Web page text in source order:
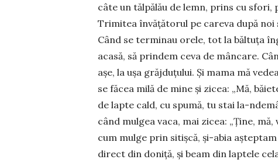
câte un tăl­pălău de lemn, prins cu sfori,
Trimitea învă­țătorul pe careva după noi
Când se terminau orele, tot la băl­tuța
acasă, să prindem ceva de mâncare.
așe, la ușa grăjduțului. Și mama mă
se făcea milă de mine și zicea: „Mă,
de lapte cald, cu spu­mă, tu stai la-
când mulgea vaca, mai zicea: „Ține,
cum mulge prin sitișcă, și-abia
direct din doniță, și beam din laptele